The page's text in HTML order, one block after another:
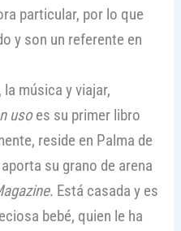
particular, por lo que
y son un referente en
música y viajar,
usoes su primer libro
reside en Palma de
su grano de arena
. Está casada y es
bebé, quien le ha